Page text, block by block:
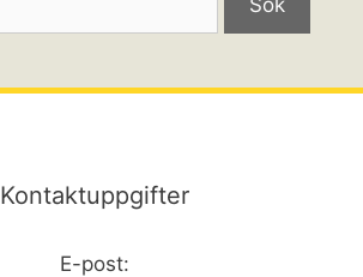
Kontaktuppgifter
E-post: